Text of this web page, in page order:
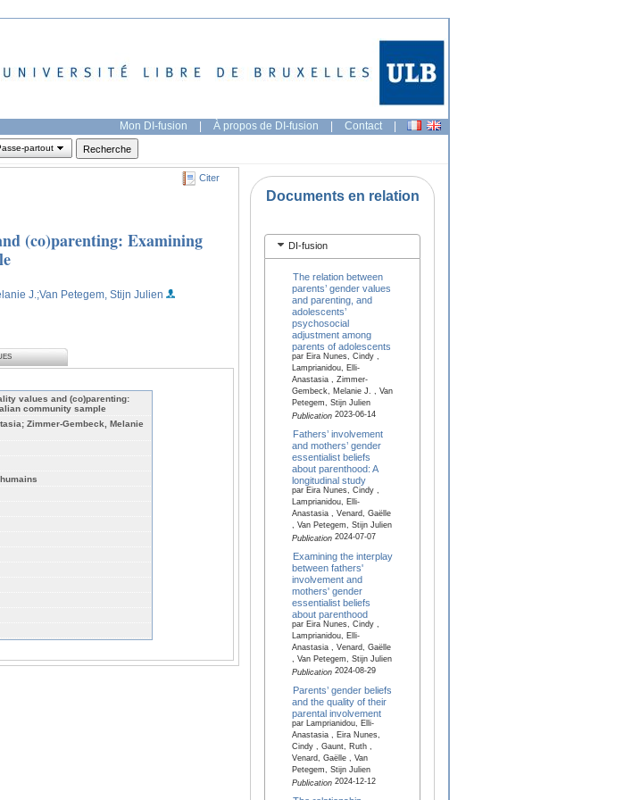
Mon DI-fusion | À propos de DI-fusion | Contact |
partout
Citer
(co)parenting: Examining
J. ;Van Petegem, Stijn Julien
values and (co)parenting:
community sample
Zimmer-Gembeck, Melanie
Documents en relation
DI-fusion
The relation between
parents’ gender values
and parenting, and
adolescents’
psychosocial
adjustment among
parents of adolescents
par Eira Nunes, Cindy ,
Lamprianidou, Elli-
Anastasia , Zimmer-
Gembeck, Melanie J. , Van
Petegem, Stijn Julien
Publication2023-06-14
Fathers’ involvement
and mothers’ gender
essentialist beliefs
about parenthood: A
longitudinal study
par Eira Nunes, Cindy ,
Lamprianidou, Elli-
Anastasia , Venard, Gaëlle
, Van Petegem, Stijn Julien
Publication2024-07-07
Examining the interplay
between fathers'
involvement and
mothers' gender
essentialist beliefs
about parenthood
par Eira Nunes, Cindy ,
Lamprianidou, Elli-
Anastasia , Venard, Gaëlle
, Van Petegem, Stijn Julien
Publication2024-08-29
Parents’ gender beliefs
and the quality of their
parental involvement
par Lamprianidou, Elli-
Anastasia , Eira Nunes,
Cindy , Gaunt, Ruth ,
Venard, Gaëlle , Van
Petegem, Stijn Julien
Publication2024-12-12